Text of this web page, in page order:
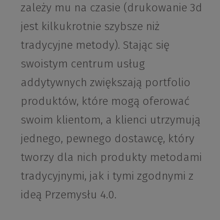
zależy mu na czasie (drukowanie 3d
jest kilkukrotnie szybsze niż
tradycyjne metody). Stając się
swoistym centrum usług
addytywnych zwiększają portfolio
produktów, które mogą oferować
swoim klientom, a klienci utrzymują
jednego, pewnego dostawcę, który
tworzy dla nich produkty metodami
tradycyjnymi, jak i tymi zgodnymi z
ideą Przemysłu 4.0.